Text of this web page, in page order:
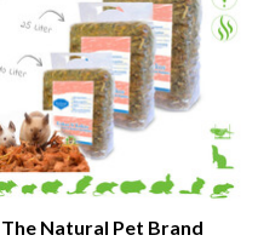
The Natural Pet Brand